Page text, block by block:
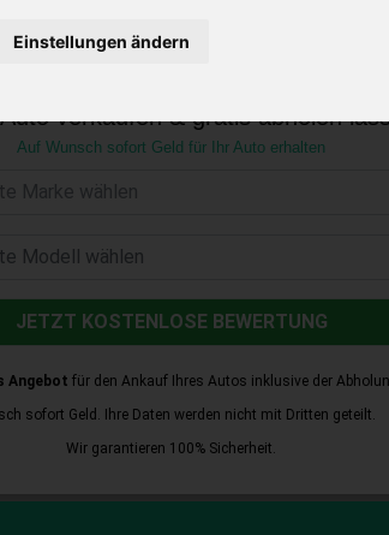
Einstellungen ändern
in Barth
verkaufen & gratis abholen
Auf Wunsch sofort Geld für Ihr Auto erhalten
JETZT KOSTENLOSE BEWERTUNG
Angebot für den Ankauf Ihres Autos inklusive der
sofort Geld. Ihre Daten werden nicht mit Dritten geteilt.
Wir garantieren 100% Sicherheit.